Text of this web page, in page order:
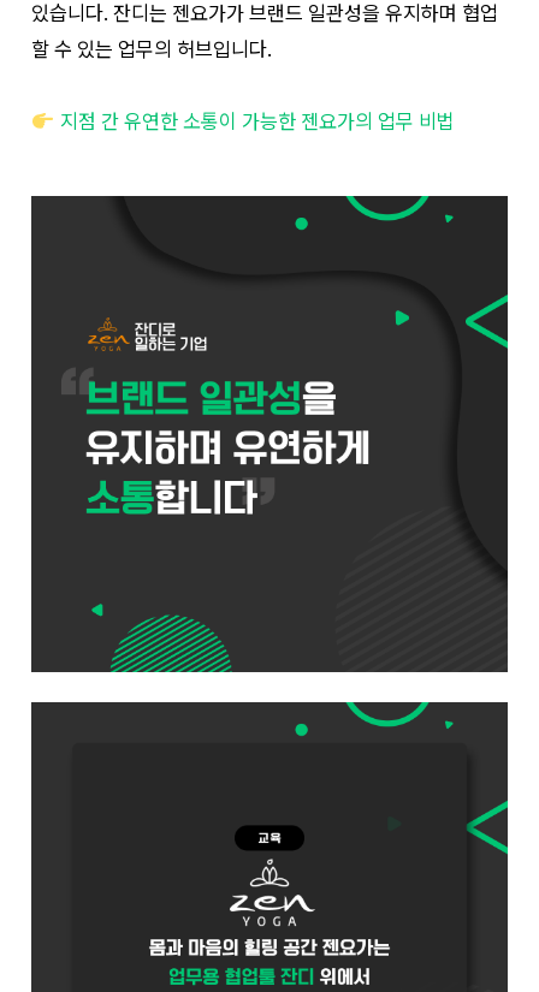
있습니다. 잔디는 젠요가가 브랜드 일관성을 유지하며 협업
할 수 있는 업무의 허브입니다.
지점 간 유연한 소통이 가능한 젠요가의 업무 비법